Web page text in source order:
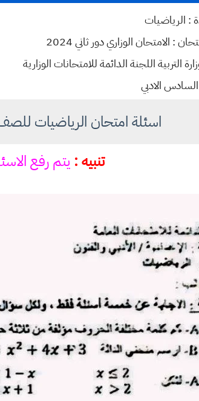
اسئلة امتحان الرياضيات للصف السادس الادبي
تنبيه : يتم رفع